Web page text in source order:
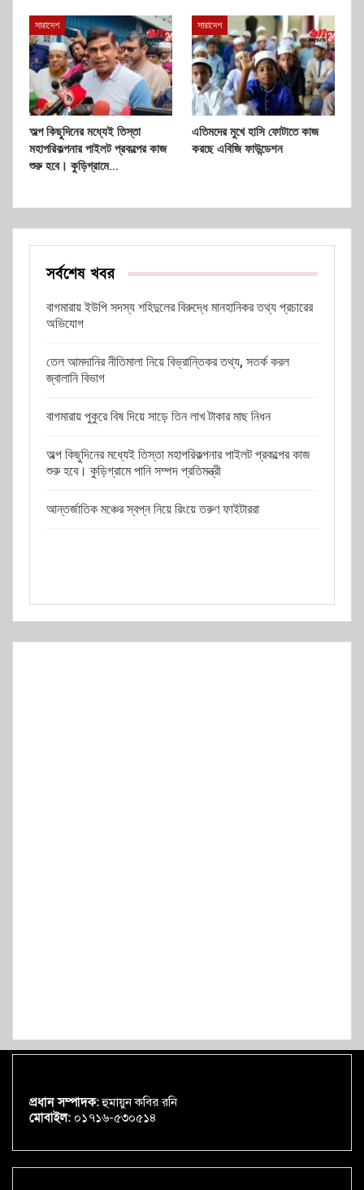
সারাদেশ
অল্প কিছুদিনের মধ্যেই তিস্তা
মহাপরিকল্পনার পাইলট প্রকল্পের কাজ
শুরু হবে। কুড়িগ্রামে…
সারাদেশ
এতিমদের মুখে হাসি ফোটাতে কাজ
করছে এবিজি ফাউন্ডেশন
সর্বশেষ খবর
বাগমারায় ইউপি সদস্য শহিদুলের বিরুদ্ধে মানহানিকর তথ্য প্রচারের
অভিযোগ
তেল আমদানির নীতিমালা নিয়ে বিভ্রান্তিকর তথ্য, সতর্ক করল
জ্বালানি বিভাগ
বাগমারায় পুকুরে বিষ দিয়ে সাড়ে তিন লাখ টাকার মাছ নিধন
অল্প কিছুদিনের মধ্যেই তিস্তা মহাপরিকল্পনার পাইলট প্রকল্পের কাজ
শুরু হবে। কুড়িগ্রামে পানি সম্পদ প্রতিমন্ত্রী
আন্তর্জাতিক মঞ্চের স্বপ্ন নিয়ে রিংয়ে তরুণ ফাইটাররা
প্রধান সম্পাদক:হুমায়ুন কবির রনি
মোবাইল: ০১৭১৬-৫৩০৫১৪